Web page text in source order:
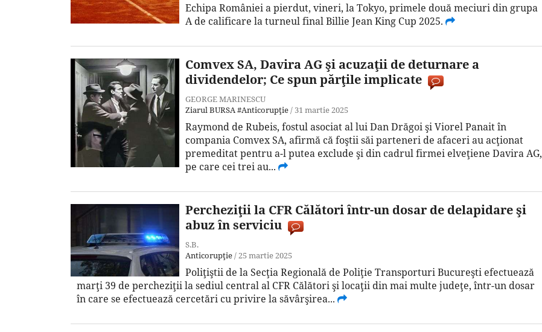
Echipa României a pierdut, vineri, la Tokyo, primele două meciuri din grupa
A de calificare la turneul final Billie Jean King Cup 2025.
Comvex SA, Davira AG şi acuzaţii de deturnare a
dividendelor; Ce spun părţile implicate
GEORGE MARINESCU
Ziarul BURSA #Anticorupţie / 31 martie 2025
Raymond de Rubeis, fostul asociat al lui Dan Drăgoi şi Viorel Panait în
compania Comvex SA, afirmă că foştii săi parteneri de afaceri au acţionat
premeditat pentru a-l putea exclude şi din cadrul firmei elveţiene Davira AG,
pe care cei trei au...
Percheziţii la CFR Călători într-un dosar de delapidare şi
abuz în serviciu
S.B.
Anticorupţie / 25 martie 2025
Poliţiştii de la Secţia Regională de Poliţie Transporturi Bucureşti efectuează
marţi 39 de percheziţii la sediul central al CFR Călători şi locaţii din mai multe judeţe, într-un dosar
în care se efectuează cercetări cu privire la săvârşirea...